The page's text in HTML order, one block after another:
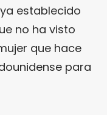
establecido
no ha visto
que hace
para